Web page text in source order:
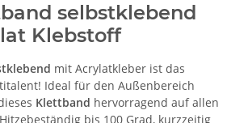
selbstklebend
Klebstoff
mit Acrylatkleber ist das
Ideal für den Außenbereich
Klettband hervorragend auf allen
bis 100 Grad, kurzzeitig